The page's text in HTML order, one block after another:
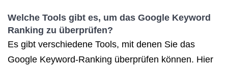
Welche Tools gibt es, um das Google Keyword
Ranking zu überprüfen?
Es gibt verschiedene Tools, mit denen Sie das
Google Keyword-Ranking überprüfen können. Hier